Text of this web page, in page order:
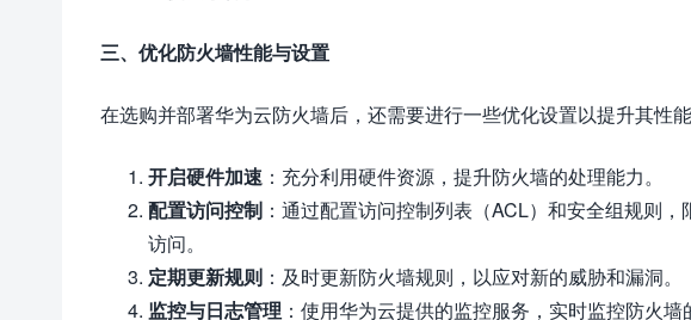
三、优化防火墙性能与设置
在选购并部署华为云防火墙后，还需要进行一些优化设置以提升其性能
开启硬件加速 ：充分利用硬件资源，提升防火墙的处理能力。
配置访问控制 ：通过配置访问控制列表（ACL）和安全组规则
访问。
定期更新规则 ：及时更新防火墙规则，以应对新的威胁和漏洞。
监控与日志管理 ：使用华为云提供的监控服务，实时监控防火